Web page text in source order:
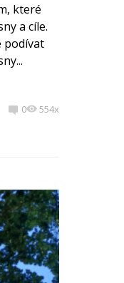
které
a cíle.
podívat
0 554x